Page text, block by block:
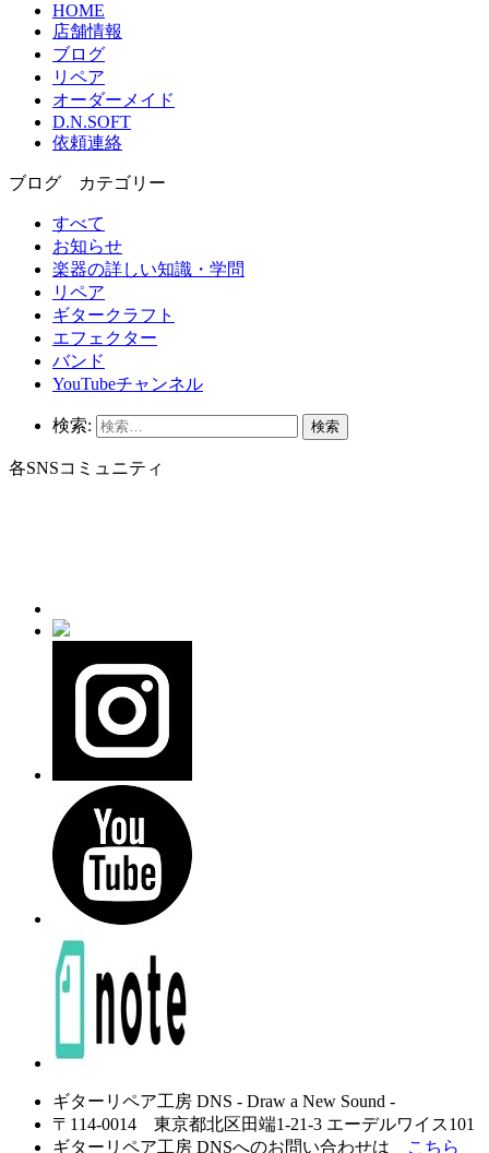
HOME
店舗情報
ブログ
リペア
オーダーメイド
D.N.SOFT
依頼連絡
ブログ カテゴリー
すべて
お知らせ
楽器の詳しい知識・学問
リペア
ギタークラフト
エフェクター
バンド
YouTubeチャンネル
検索:
各SNSコミュニティ
ギターリペア工房 DNS - Draw a New Sound -
〒114-0014 東京都北区田端1-21-3 エーデルワイス101
ギターリペア工房 DNSへのお問い合わせは
こちら